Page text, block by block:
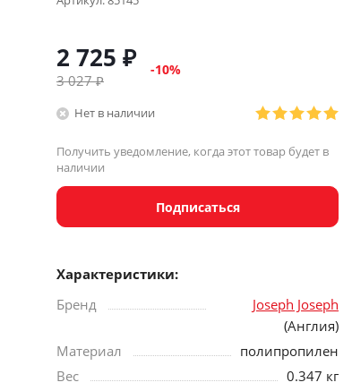
2 725 ₽
3 027₽
-10%
Нет в наличии
Получить уведомление, когда этот товар будет в
наличии
Подписаться
Характеристики:
Бренд
Joseph Joseph
(Англия)
Материал
полипропилен
Вес
0.347 кг